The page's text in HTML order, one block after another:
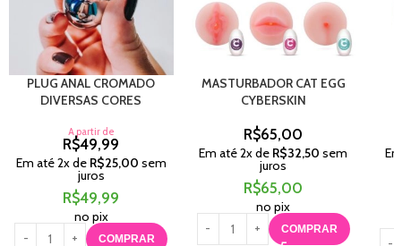
PLUG ANAL CROMADO
DIVERSAS CORES
A partir de
R$49,99
Em até2x de R$25,00 sem
juros
R$49,99
no pix
COMPRAR
MASTURBADOR CAT EGG
CYBERSKIN
R$65,00
Em até2x de R$32,50 sem
juros
R$65,00
no pix
COMPRAR